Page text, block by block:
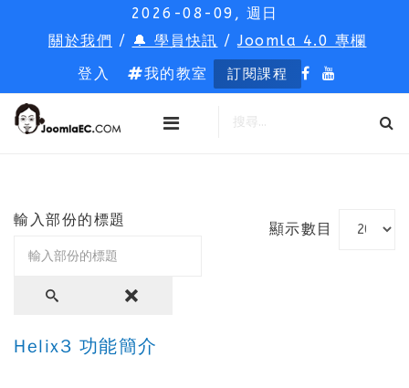
2026-08-09, 週日
關於我們 / 🔔 學員快訊 /Joomla 4.0 專欄
登入
我的教室 訂閱課程
輸入部份的標題
顯示數目
Helix3 功能簡介